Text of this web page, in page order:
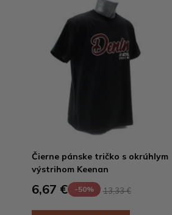
Čierne pánske tričko s okrúhlym
výstrihom Keenan
6,67 € -50% 13,33 €